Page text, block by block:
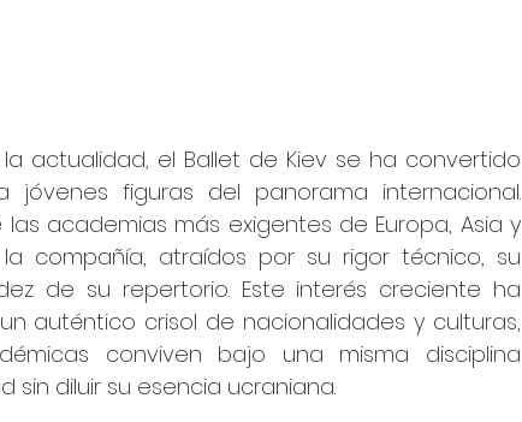
actualidad, el Ballet de Kiev se ha convertido
figuras del panorama internacional.
academias más exigentes de Europa, Asia y
compañía, atraídos por su rigor técnico, su
de su repertorio. Este interés creciente ha
auténtico crisol de nacionalidades y culturas,
conviven bajo una misma disciplina
sin diluir su esencia ucraniana.